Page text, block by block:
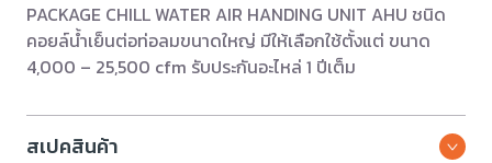
PACKAGE CHILL WATER AIR HANDING UNIT AHU ชนิด
คอยล์น้ำเย็นต่อท่อลมขนาดใหญ่ มีให้เลือกใช้ตั้งแต่ ขนาด
4,000 – 25,500 cfm รับประกันอะไหล่ 1 ปีเต็ม
สเปคสินค้า